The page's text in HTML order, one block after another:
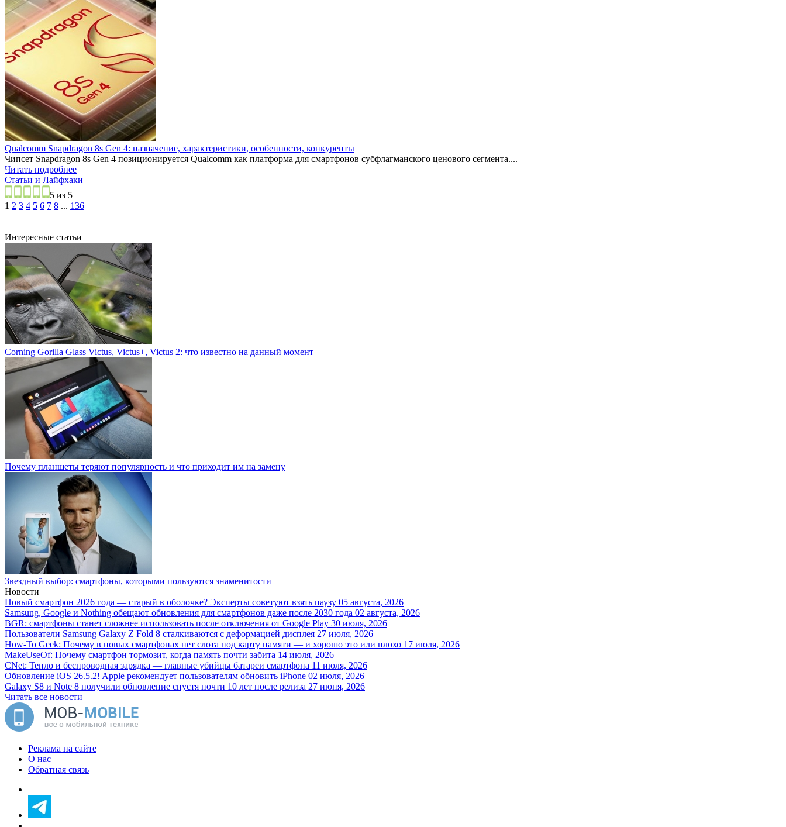
Qualcomm Snapdragon 8s Gen 4: назначение, характеристики, особенности, конкуренты
Чипсет Snapdragon 8s Gen 4 позиционируется Qualcomm как платформа для смартфонов субфлагманского ценового сегмента....
Читать подробнее
Статьи и Лайфхаки
5 из 5
1 2 3 4 5 6 7 8 ... 136
Интересные статьи
Corning Gorilla Glass Victus, Victus+, Victus 2: что известно на данный момент
Почему планшеты теряют популярность и что приходит им на замену
Звездный выбор: смартфоны, которыми пользуются знаменитости
Новости
Новый смартфон 2026 года — старый в оболочке? Эксперты советуют взять паузу 05 августа, 2026
Samsung, Google и Nothing обещают обновления для смартфонов даже после 2030 года 02 августа, 2026
BGR: смартфоны станет сложнее использовать после отключения от Google Play 30 июля, 2026
Пользователи Samsung Galaxy Z Fold 8 сталкиваются с деформацией дисплея 27 июля, 2026
How-To Geek: Почему в новых смартфонах нет слота под карту памяти — и хорошо это или плохо 17 июля, 2026
MakeUseOf: Почему смартфон тормозит, когда память почти забита 14 июля, 2026
CNet: Тепло и беспроводная зарядка — главные убийцы батареи смартфона 11 июля, 2026
Обновление iOS 26.5.2! Apple рекомендует пользователям обновить iPhone 02 июля, 2026
Galaxy S8 и Note 8 получили обновление спустя почти 10 лет после релиза 27 июня, 2026
Читать все новости
Реклама на сайте
О нас
Обратная связь